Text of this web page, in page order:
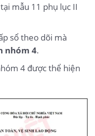
mẫu 11 phụ lục II
sổ theo dõi mà
nhóm 4.
4 được thể hiện